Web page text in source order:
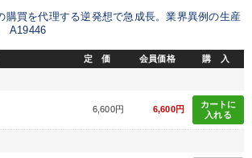
購買を代理する逆発想で急成長。業界異例の生産
A19446
定 価 会員価格 購 入
6,600円 6,600円
カートに
入れる